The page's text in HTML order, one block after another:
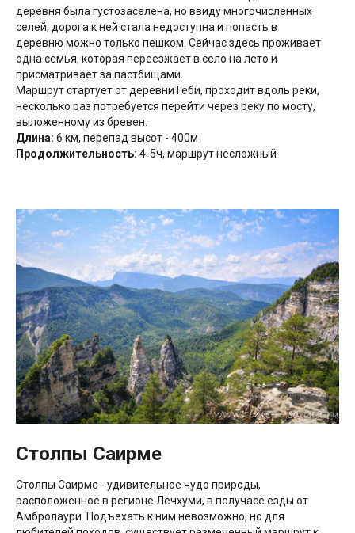
деревня была густозаселена, но ввиду многочисленных
селей, дорога к ней стала недоступна и попасть в
деревню можно только пешком. Сейчас здесь проживает
одна семья, которая переезжает в село на лето и
присматривает за пастбищами.
Маршрут стартует от деревни Геби, проходит вдоль реки,
несколько раз потребуется перейти через реку по мосту,
выложенному из бревен.
Длина: 6 км, перепад высот - 400м
Продолжительность: 4-5ч, маршрут несложный
Столпы Саирме
Столпы Саирме - удивительное чудо природы,
расположенное в регионе Лечхуми, в получасе езды от
Амбролаури. Подъехать к ним невозможно, но для